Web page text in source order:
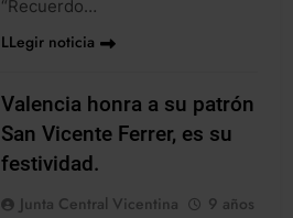
“Recuerdo…
LLegir noticia
Valencia honra a su patrón
San Vicente Ferrer, es su
festividad.
Junta Central Vicentina
9 años